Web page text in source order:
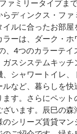
ァミリータイプま
ディンクス・ファ
ルに合ったお部屋
ラーは、ダーク・
、4つのカラーテイ
スシステムキッチ
、シャワートイレ、
ルなど、暮らしを快
す。さらにペット
います。辰巳の森
シリーズ賃貸マン